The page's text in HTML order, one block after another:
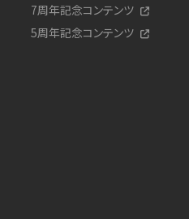
7周年記念コンテンツ
5周年記念コンテンツ